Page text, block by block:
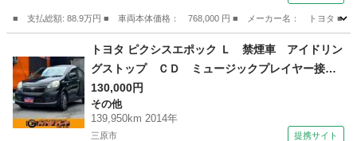
■ 支払総額: 88.9万円 ■ 車両本体価格： 768,000 円 ■ メーカー名： トヨタ ■
マークX
トヨタ ピクシスエポック Ｌ 禁煙車 アイドリン
グストップ ＣＤ ミュージックプレイヤー接続
可 キーレスエントリー ＡＷ１４インチ エア
コン パワーウィンドウ パワーステアリング
ＡＢＳ 横滑り防止装置 運転席・助手席エアバ
130,000円
その他
139,950km 2014年
三原市 提携サイト